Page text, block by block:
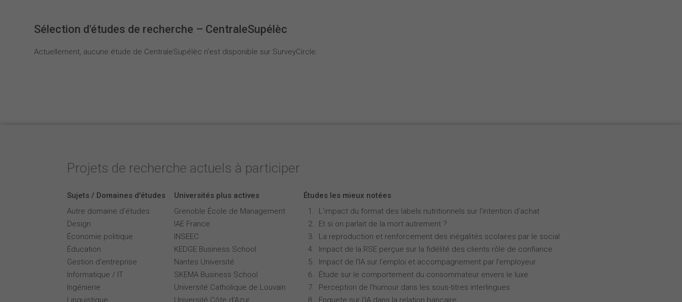
Sélection d'études de recherche – CentraleSupélèc
Actuellement, aucune étude de CentraleSupélèc n'est disponible sur SurveyCircle.
Projets de recherche actuels à participer
Sujets / Domaines d'études
Autre domaine d'études
Design
Économie politique
Éducation
Gestion d'entreprise
Informatique / IT
Ingénierie
Linguistique
Universités plus actives
Grenoble École de Management
IAE France
INSEEC
KEDGE Business School
Nantes Université
SKEMA Business School
Université Catholique de Louvain
Université Côte d'Azur
Études les mieux notées
L'impact du format des labels nutritionnels sur l'intention d'achat
Et si on parlait de la mort autrement ?
La reproduction et renforcement des inégalités scolaires par le social
Impact de la RSE perçue sur la fidélité des clients rôle de confiance
Impact de l'IA sur l'emploi et accompagnement par l'employeur
Étude sur le comportement du consommateur envers le luxe
Perception de l'humour dans les sous-titres interlingues
Enquete sur l'IA dans la relation bancaire